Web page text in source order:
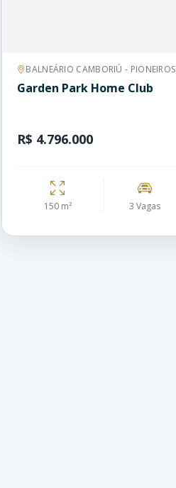
BALNEÁRIO CAMBORIÚ - PIONEIROS
Garden Park Home Club
R$ 4.796.000
150 m² 3 Vagas